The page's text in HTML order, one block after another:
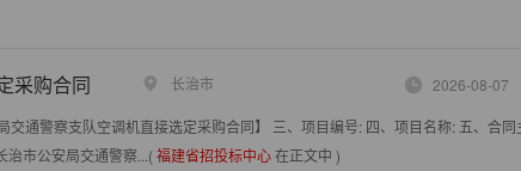
采购合同 长治市 2026-08-07
通警察支队空调机直接选定采购合同】 三、项目编号: 四、项目名称: 五、合同
治市公安局交通警察...(福建省招投标中心在正文中 )